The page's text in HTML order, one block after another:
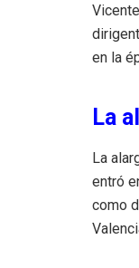
en la
La
La
entró
como